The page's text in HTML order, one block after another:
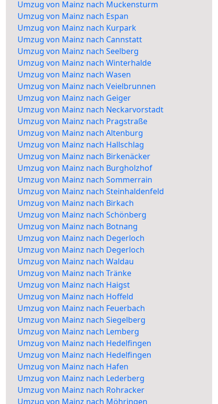
Umzug von Mainz nach Muckensturm
Umzug von Mainz nach Espan
Umzug von Mainz nach Kurpark
Umzug von Mainz nach Cannstatt
Umzug von Mainz nach Seelberg
Umzug von Mainz nach Winterhalde
Umzug von Mainz nach Wasen
Umzug von Mainz nach Veielbrunnen
Umzug von Mainz nach Geiger
Umzug von Mainz nach Neckarvorstadt
Umzug von Mainz nach Pragstraße
Umzug von Mainz nach Altenburg
Umzug von Mainz nach Hallschlag
Umzug von Mainz nach Birkenäcker
Umzug von Mainz nach Burgholzhof
Umzug von Mainz nach Sommerrain
Umzug von Mainz nach Steinhaldenfeld
Umzug von Mainz nach Birkach
Umzug von Mainz nach Schönberg
Umzug von Mainz nach Botnang
Umzug von Mainz nach Degerloch
Umzug von Mainz nach Degerloch
Umzug von Mainz nach Waldau
Umzug von Mainz nach Tränke
Umzug von Mainz nach Haigst
Umzug von Mainz nach Hoffeld
Umzug von Mainz nach Feuerbach
Umzug von Mainz nach Siegelberg
Umzug von Mainz nach Lemberg
Umzug von Mainz nach Hedelfingen
Umzug von Mainz nach Hedelfingen
Umzug von Mainz nach Hafen
Umzug von Mainz nach Lederberg
Umzug von Mainz nach Rohracker
Umzug von Mainz nach Möhringen